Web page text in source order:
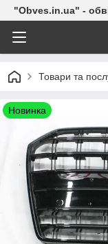
"Obves.in.ua" -
Товари та
Новинка